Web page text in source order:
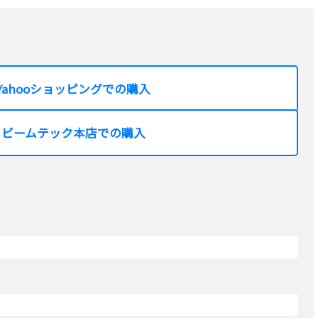
ショッピングでの購入
ビームテック本店での購入